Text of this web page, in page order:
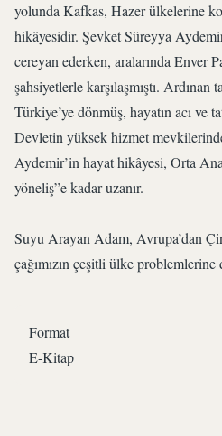
yolunda Kafkas, Hazer ülkelerine
hikâyesidir. Şevket Süreyya
cereyan ederken, aralarında Enver
şahsiyetlerle karşılaşmıştı.
Türkiye’ye dönmüş, hayatın acı ve
Devletin yüksek hizmet
Aydemir’in hayat hikâyesi, Orta
yöneliş”e kadar uzanır.
Suyu Arayan Adam, Avrupa’dan
çağımızın çeşitli ülke problemlerine
Format
E-Kitap